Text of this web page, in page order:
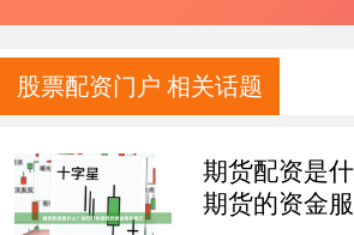
股票配资门户 相关话题
期货配资是
期货的资金